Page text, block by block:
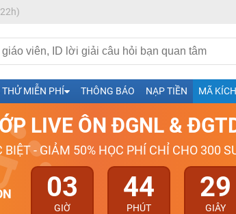
THỬ MIỄN PHÍ THÔNG BÁO NẠP TIỀN MÃ
LIVE ÔN ĐGNL &
- GIẢM 50% HỌC PHÍ CHỈ CHO 300
03
GIỜ
44
PHÚT
28
GIÂY
Thầy Cô giỏi, nổi tiếng